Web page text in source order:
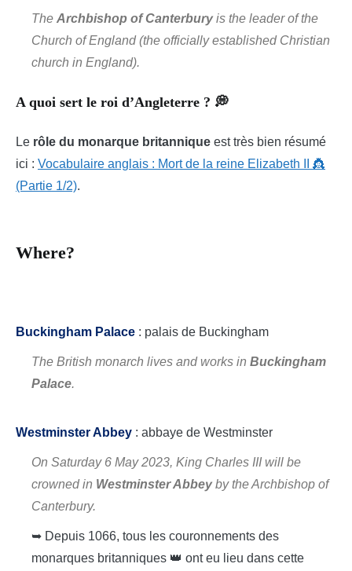
The Archbishop of Canterburyis the leader of the
Church of England (the officially established Christian
church in England).
A quoi sert le roi d’Angleterre ? 💭
Le rôle du monarque britannique est très bien résumé
ici : Vocabulaire anglais : Mort de la reine Elizabeth II 👸
(Partie 1/2).
Where?
Buckingham Palace : palais de Buckingham
The British monarch lives and works in Buckingham
Palace.
Westminster Abbey : abbaye de Westminster
On Saturday 6 May 2023, King Charles III will be
crowned in Westminster Abbeyby the Archbishop of
Canterbury.
➥ Depuis 1066, tous les couronnements des
monarques britanniques 👑 ont eu lieu dans cette